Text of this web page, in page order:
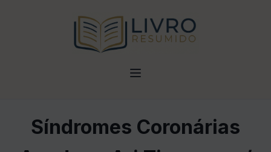
Síndromes Coronárias